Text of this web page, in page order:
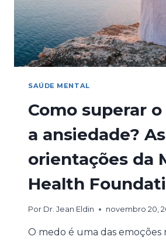
SAÚDE MENTAL
Como superar
a ansiedade? As
orientações da
Health
Por Dr. Jean Eldin novembro 20,
O medo é uma das emoções